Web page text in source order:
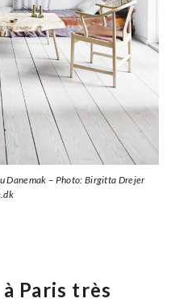
Danemak – Photo: Birgitta Drejer
Paris très